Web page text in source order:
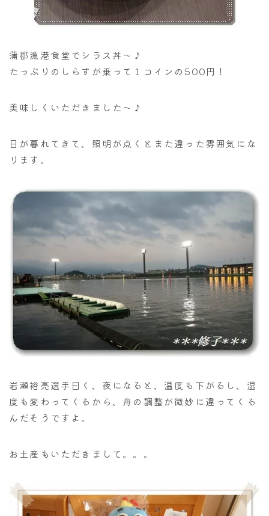
蒲郡漁港食堂でシラス丼～♪
たっぷりのしらすが乗って１コインの500円！
美味しくいただきました～♪
日が暮れてきて、照明が点くとまた違った雰囲気にな
ります。
岩瀬裕亮選手曰く、夜になると、温度も下がるし、湿
度も変わってくるから、舟の調整が微妙に違ってくる
んだそうですよ。
お土産もいただきまして。。。